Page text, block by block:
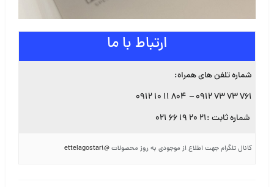
ارتباط با ما
شماره تلفن های همراه:
۷۶۱ ۷۳ ۷۳ ۰۹۱۲ – ۸۰۴ ۱۱ ۱۰ ۰۹۱۲
شماره ثابت :۲۱ ۲۰ ۱۹ ۶۶ ۰۲۱
کانال تلگرام جهت اطلاع از موجودی به روز محصولات@ettelagostar1